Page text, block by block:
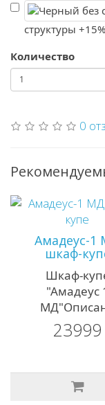
структуры +15%
Количество
0
Амадеус-1
шкаф-
Шкаф-
"Амадеус
23999